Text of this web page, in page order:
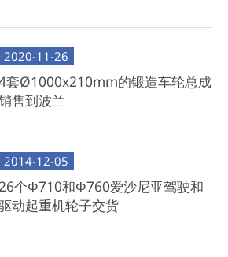
2020-11-26
套Ø1000x210mm的锻造车轮总成
售到波兰
2014-12-05
个Φ710和Φ760爱沙尼亚驾驶和
动起重机轮子交货